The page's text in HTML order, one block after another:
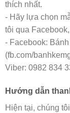
thích nhất.
- Hãy lựa chọn
tôi qua
- Facebook:
(fb.com/
Viber: 0982 834
Hướng dẫn
Hiện tại, chúng